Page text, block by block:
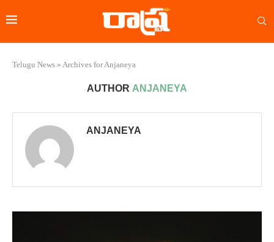
Telugu News » Archives for Anjaneya
AUTHOR ANJANEYA
ANJANEYA